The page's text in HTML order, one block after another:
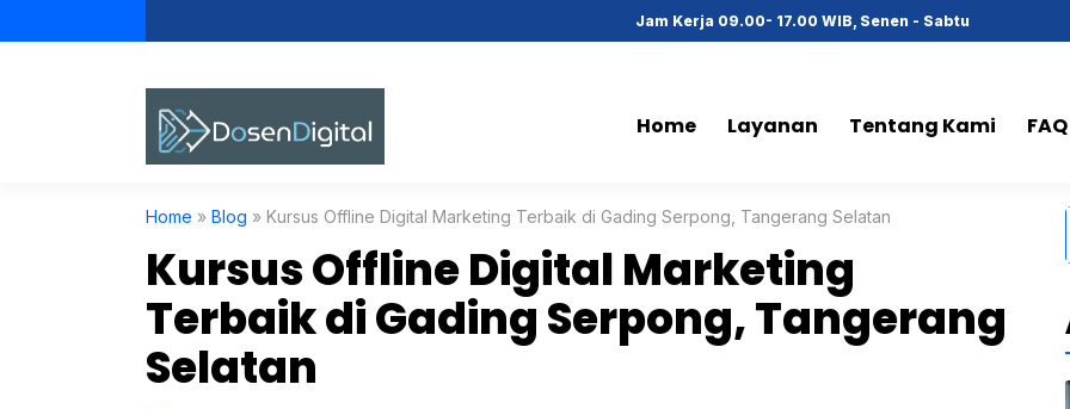
to
Jam Kerja 09.00- 17.00 WIB, Senen - Sabtu
Home Layanan Tentang Kami FAQ
Home » Blog » Kursus Offline Digital Marketing Terbaik di Gading Serpong, Tangerang Selatan
Kursus Offline Digital Marketing
Terbaik di Gading Serpong, Tangerang
Selatan